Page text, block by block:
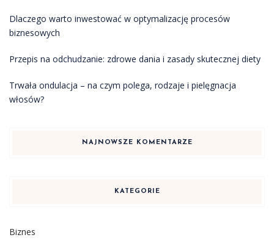
Dlaczego warto inwestować w optymalizację procesów
biznesowych
Przepis na odchudzanie: zdrowe dania i zasady skutecznej diety
Trwała ondulacja – na czym polega, rodzaje i pielęgnacja
włosów?
NAJNOWSZE KOMENTARZE
KATEGORIE
Biznes